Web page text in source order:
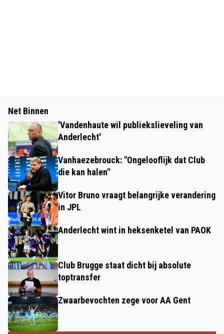
Net Binnen
'Vandenhaute wil publiekslieveling van
Anderlecht'
Vanhaezebrouck: "Ongelooflijk dat Club
die kan halen"
Vitor Bruno vraagt belangrijke verandering
in JPL
Anderlecht wint in heksenketel van PAOK
Club Brugge staat dicht bij absolute
toptransfer
Zwaarbevochten zege voor AA Gent